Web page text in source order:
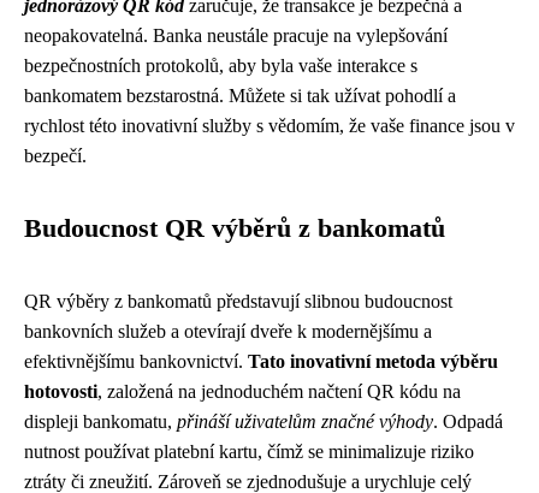
jednorázový QR kód zaručuje, že transakce je bezpečná a
neopakovatelná. Banka neustále pracuje na vylepšování
bezpečnostních protokolů, aby byla vaše interakce s
bankomatem bezstarostná. Můžete si tak užívat pohodlí a
rychlost této inovativní služby s vědomím, že vaše finance jsou v
bezpečí.
Budoucnost QR výběrů z bankomatů
QR výběry z bankomatů představují slibnou budoucnost
bankovních služeb a otevírají dveře k modernějšímu a
efektivnějšímu bankovnictví. Tato inovativní metoda výběru
hotovosti, založená na jednoduchém načtení QR kódu na
displeji bankomatu, přináší uživatelům značné výhody. Odpadá
nutnost používat platební kartu, čímž se minimalizuje riziko
ztráty či zneužití. Zároveň se zjednodušuje a urychluje celý